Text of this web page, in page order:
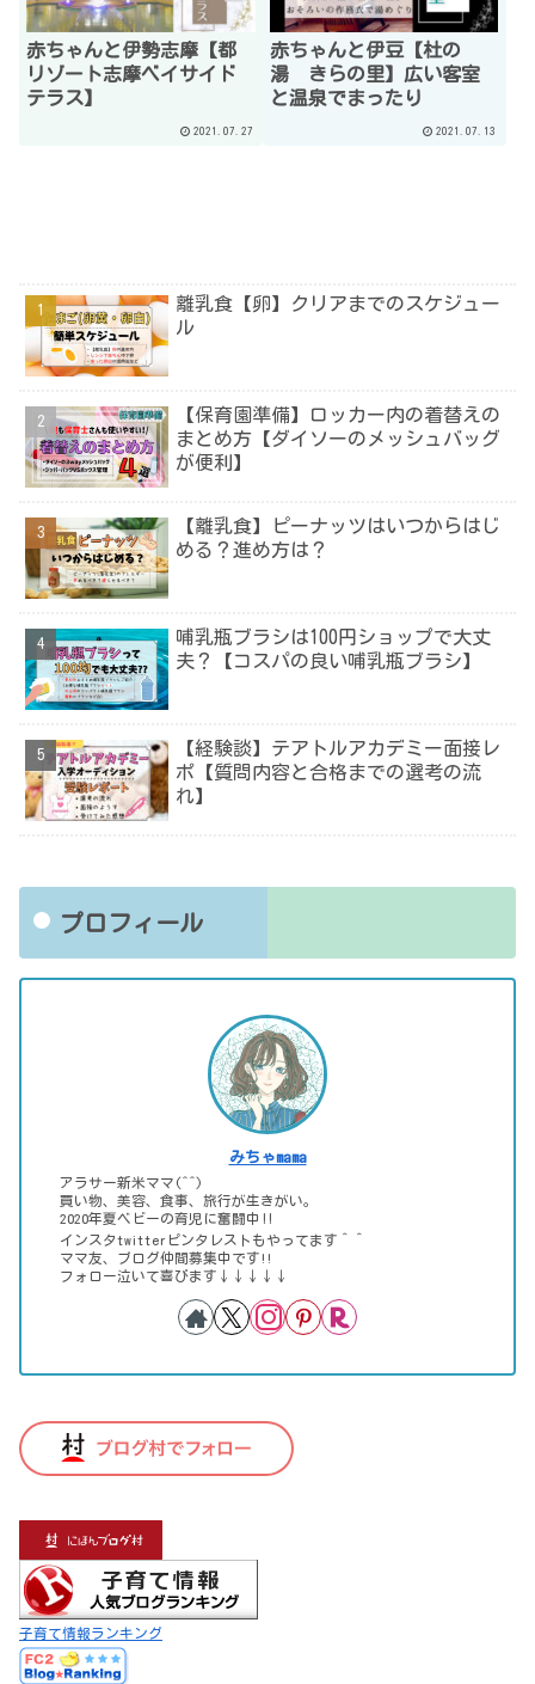
赤ちゃんと伊勢志摩【都
リゾート志摩ベイサイド
テラス】
2021.07.27
赤ちゃんと伊豆【杜の
湯 きらの里】広い客室
と温泉でまったり
2021.07.13
離乳食【卵】クリアまでのスケジュー
ル
【保育園準備】ロッカー内の着替えの
まとめ方【ダイソーのメッシュバッグ
が便利】
【離乳食】ピーナッツはいつからはじ
める？進め方は？
哺乳瓶ブラシは100円ショップで大丈
夫？【コスパの良い哺乳瓶ブラシ】
【経験談】テアトルアカデミー面接レ
ポ【質問内容と合格までの選考の流
れ】
プロフィール
みちゃmama
アラサー新米ママ(^^)
買い物、美容、食事、旅行が生きがい。
2020年夏ベビーの育児に奮闘中‼
インスタtwitterピンタレストもやってます＾＾
ママ友、ブログ仲間募集中です!!
フォロー泣いて喜びます↓↓↓↓↓
子育て情報ランキング